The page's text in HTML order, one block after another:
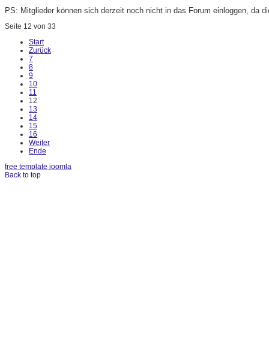
PS: Mitglieder können sich derzeit noch nicht in das Forum einloggen, da
Seite 12 von 33
Start
Zurück
7
8
9
10
11
12
13
14
15
16
Weiter
Ende
free template joomla
Back to top